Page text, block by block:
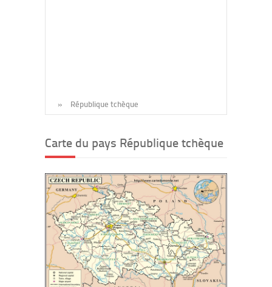
» République tchèque
Carte du pays République tchèque